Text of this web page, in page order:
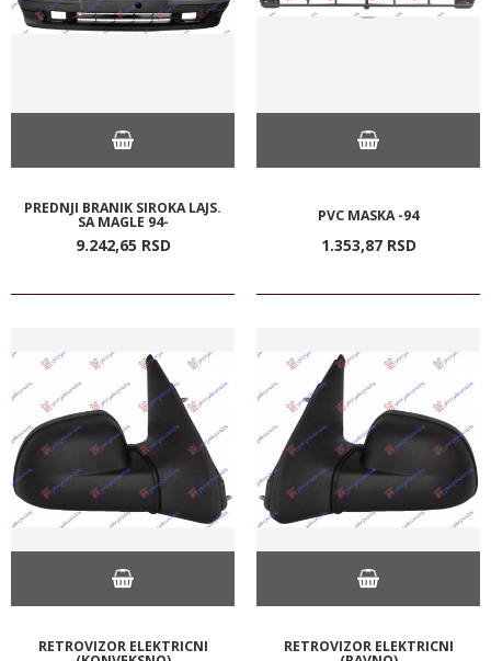
PREDNJI BRANIK SIROKA LAJS.
SA MAGLE 94-
9.242,65 RSD
PVC MASKA -94
1.353,87 RSD
RETROVIZOR ELEKTRICNI RETROVIZOR ELEKTRICNI